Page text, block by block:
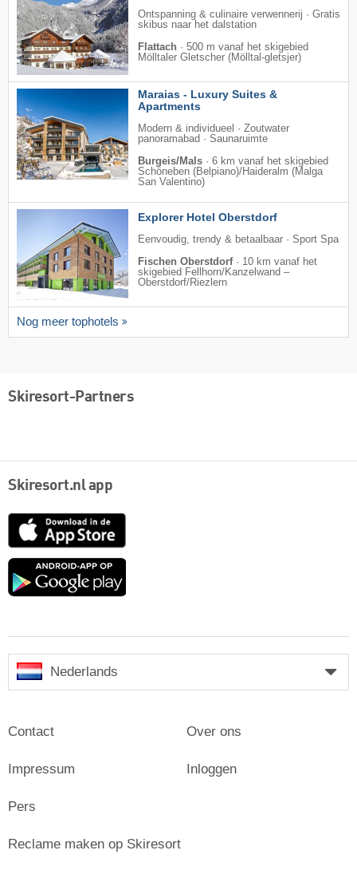
Ontspanning & culinaire verwennerij · Gratis
skibus naar het dalstation
Flattach · 500 m vanaf het skigebied
Mölltaler Gletscher (Mölltal-gletsjer)
Maraias - Luxury Suites &
Apartments
Modern & individueel · Zoutwater
panoramabad · Saunaruimte
Burgeis/Mals · 6 km vanaf het skigebied
Schöneben (Belpiano)/​Haideralm (Malga
San Valentino)
Explorer Hotel Oberstdorf
Eenvoudig, trendy & betaalbaar · Sport Spa
Fischen Oberstdorf· 10 km vanaf het
skigebied Fellhorn/​Kanzelwand –
Oberstdorf/​Riezlern
Nog meer tophotels
Skiresort-Partners
Skiresort.nl app
App
Google
Nederlands
Contact
Impressum
Pers
Over ons
Inloggen
Reclame maken op Skiresort